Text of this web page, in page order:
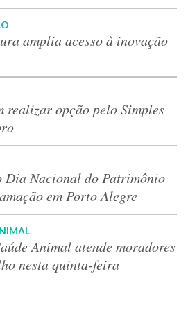
amplia acesso à inovação
realizar opção pelo Simples
Dia Nacional do Patrimônio
em Porto Alegre
Animal atende moradores
nesta quinta-feira